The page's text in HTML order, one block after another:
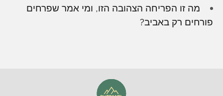
מה זו הפריחה הצהובה הזו, ומי אמר שפרחים
פורחים רק באביב?